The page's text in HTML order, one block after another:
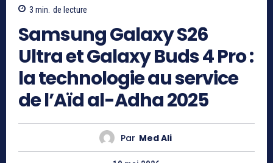
3 min. de lecture
Samsung Galaxy S26
Ultra et Galaxy Buds 4 Pro :
la technologie au service
de l’Aïd al-Adha 2025
Par Med Ali